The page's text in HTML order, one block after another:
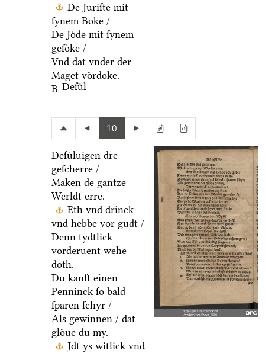
De Juriſte mit
ſynem Boke /
De Joͤde mit ſynem
geſoͤke /
Vnd dat vnder der
Maget voͤrdoke.
B Deſuͤl=
10
Deſuͤluigen dre
geſcherre /
Maken de gantze
Werldt erre.
Eth vnd drinck
vnd hebbe vor gudt /
Denn tydtlick
vorderuent wehe
doth.
Du kanſt einen
Penninck ſo bald
ſparen ſchyr /
Als gewinnen / dat
gloͤue du my.
Jdt ys witlick vnd